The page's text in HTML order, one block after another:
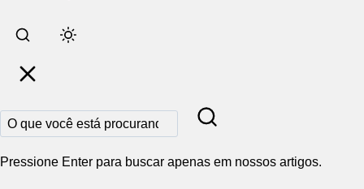
Pular
para
conteúdo
principal
Pressione Enter para buscar apenas em nossos artigos.